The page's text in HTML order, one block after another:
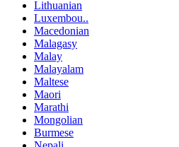
Lithuanian
Luxembou..
Macedonian
Malagasy
Malay
Malayalam
Maltese
Maori
Marathi
Mongolian
Burmese